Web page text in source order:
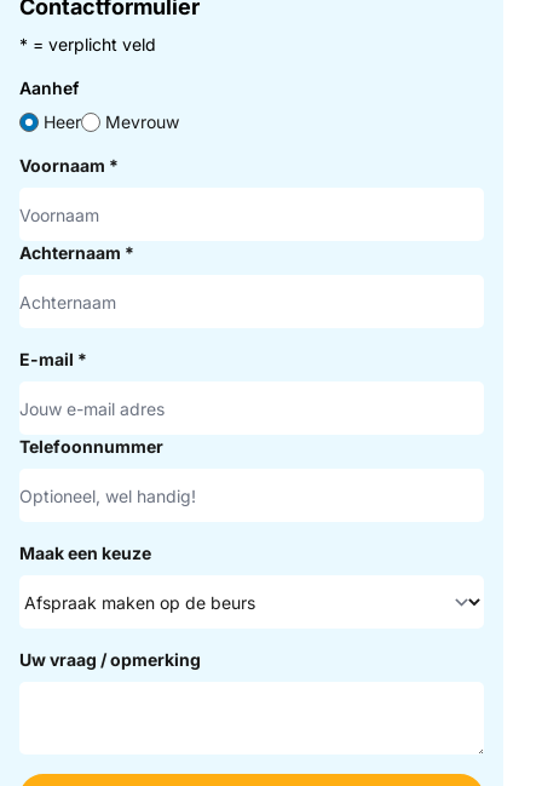
Contactformulier
* = verplicht veld
Aanhef
Heer
Mevrouw
Voornaam *
Achternaam *
E-mail *
Telefoonnummer
Maak een keuze
Uw vraag / opmerking